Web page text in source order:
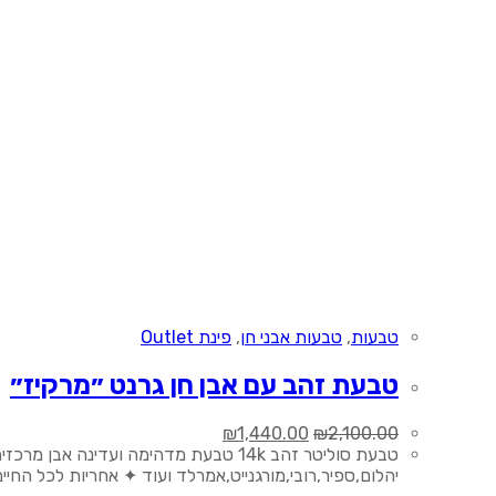
טבעות, טבעות אבני חן, פינת Outlet
טבעת זהב עם אבן חן גרנט ״מרקיז״
₪2,100.00
המחיר
המקורי
היה:
₪1,440.00
הנוכחי
הוא:
יהלום,ספיר,רובי,מורגנייט,אמרלד ועוד ✦ אחריות